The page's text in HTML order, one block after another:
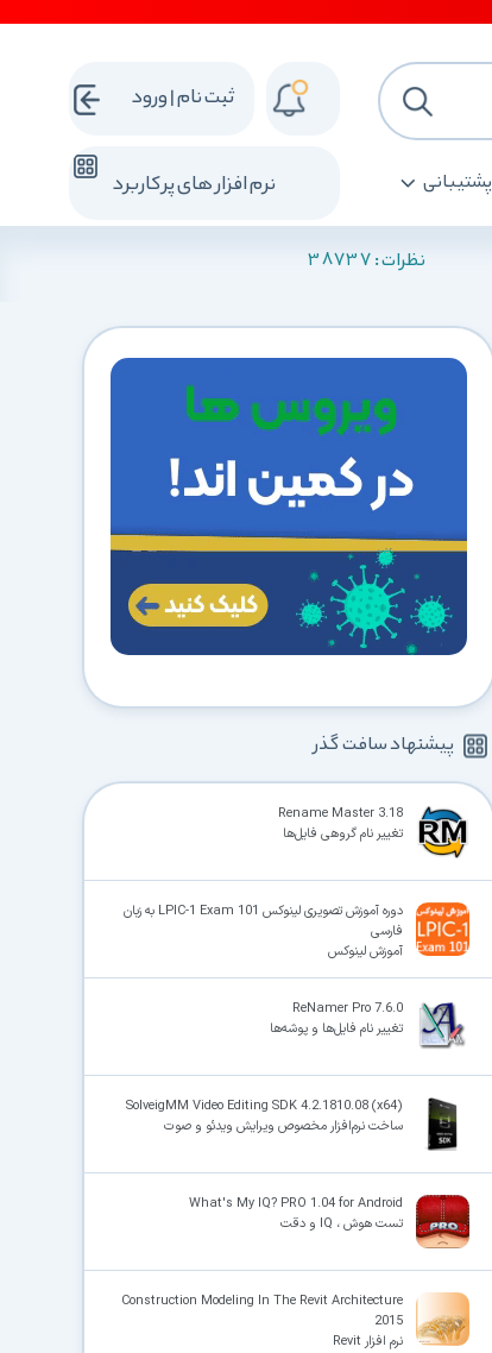
پشتیبانی نرم افزار های پرکاربرد
ثبت نام | ورود
نظرات :38737
پیشنهاد سافت گذر
Rename Master 3.18
تغییر نام گروهی فایل‌ها
دوره آموزش تصویری لینوکس LPIC-1 Exam 101 به زبان
فارسی
آموزش لینوکس
ReNamer Pro 7.6.0
تغییر نام فایل‌ها و پوشه‌ها
SolveigMM Video Editing SDK 4.2.1810.08 (x64)
ساخت نرم‌افزار مخصوص ویرایش ویدئو و صوت
What's My IQ? PRO 1.04 for Android
تست هوش ، IQ و دقت
Construction Modeling In The Revit Architecture
2015
نرم افزار Revit